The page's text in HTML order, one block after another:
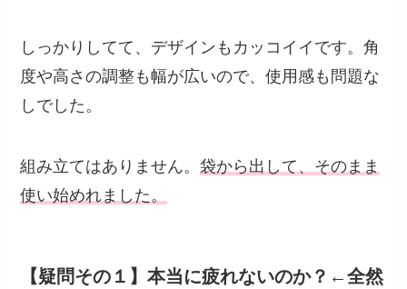
しっかりしてて、デザインもカッコイイです。角
度や高さの調整も幅が広いので、使用感も問題な
しでした。
組み立てはありません。袋から出して、そのまま
使い始めれました。
【疑問その１】本当に疲れないのか？←全然